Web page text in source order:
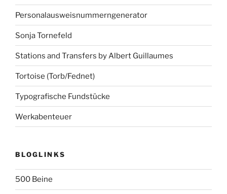
Personalausweisnummerngenerator
Sonja Tornefeld
Stations and Transfers by Albert Guillaumes
Tortoise (Torb/Fednet)
Typografische Fundstücke
Werkabenteuer
BLOGLINKS
500 Beine